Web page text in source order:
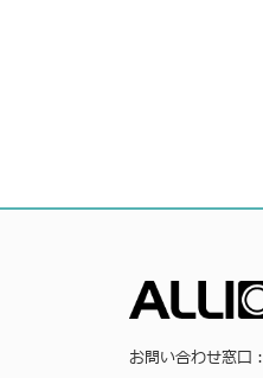
お問い合わせ窓口：